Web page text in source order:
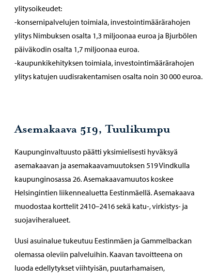
ylitysoikeudet:
-konsernipalvelujen toimiala, investointimäärärahojen
ylitys Nimbuksen osalta 1,3 miljoonaa euroa ja Bjurbölen
päiväkodin osalta 1,7 miljoonaa euroa.
-kaupunkikehityksen toimiala, investointimäärärahojen
ylitys katujen uudisrakentamisen osalta noin 30 000 euroa.
Asemakaava 519, Tuulikumpu
Kaupunginvaltuusto päätti yksimielisesti hyväksyä
asemakaavan ja asemakaavamuutoksen 519 Vindkulla
kaupunginosassa 26. Asemakaavamuutos koskee
Helsingintien liikennealuetta Eestinmäellä. Asemakaava
muodostaa korttelit 2410–2416 sekä katu-, virkistys- ja
suojaviheralueet.
Uusi asuinalue tukeutuu Eestinmäen ja Gammelbackan
olemassa oleviin palveluihin. Kaavan tavoitteena on
luoda edellytykset viihtyisän, puutarhamaisen,